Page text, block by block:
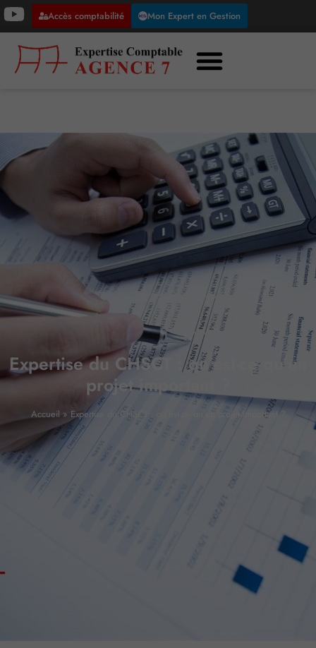
Accès comptabilité Mon Expert en Gestion
Expertise du CHSCT : qu’est-ce qu’un
projet important ?
Accueil » Expertise du CHSCT : qu’est-ce qu’un projet important ?